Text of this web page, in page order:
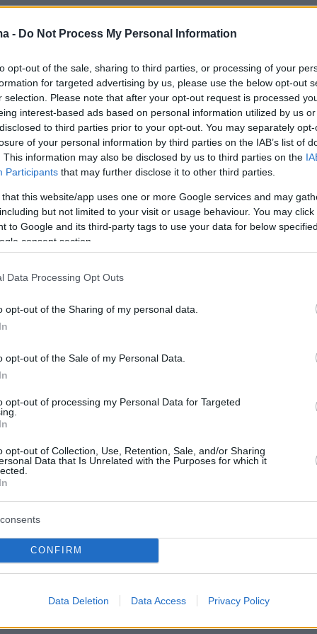
- Do Not Process My Personal Information
opt-out of the sale, sharing to third parties, or processing of your
for targeted advertising by us, please use the below opt-out
selection. Please note that after your opt-out request is processed
interest-based ads based on personal information utilized by us
to third parties prior to your opt-out. You may separately
of your personal information by third parties on the IAB’s list of
This information may also be disclosed by us to third parties on the
Participants that may further disclose it to other third parties.
that this website/app uses one or more Google services and may
but not limited to your visit or usage behaviour. You may
to Google and its third-party tags to use your data for below
consent section.
Data Processing Opt Outs
opt-out of the Sharing of my personal data.
opt-out of the Sale of my Personal Data.
opt-out of processing my Personal Data for Targeted
opt-out of Collection, Use, Retention, Sale, and/or Sharing
Data that Is Unrelated with the Purposes for which it
CONFIRM
Data Deletion Data Access Privacy Policy
την έκθεση, η οποία βασίζεται σε
οργανώσεις και από την κοινωνία των
1.945 άνθρωποι σκοτώθηκαν και
από νάρκες ξηράς και εκρηκτικά
.
κυρίων χωρών που πλήττονται είναι η
το Αφγανιστάν, η Ουκρανία, η Νιγηρία, το
και η Μπουρκίνα Φάσο.
δελτίο Τύπου, που δημοσιεύτηκε επίσης
(ICBL) κάνει λόγο για
από 5.000 νεκρούς ή τραυματίες το 2025 σε
το 90% των θυμάτων είναι
που συμμερίζεται η Ύπατη Αρμοστεία, η
πως τα παιδιά αντιπροσωπεύουν το 40%
θυμάτων που έχουν καταγραφεί από το
σε περιοχές απαγορευμένης πρόσβασης,
την άσκηση πολλών δικαιωμάτων και
εκτοπισμούς πληθυσμών, υπογραμμίζει ο